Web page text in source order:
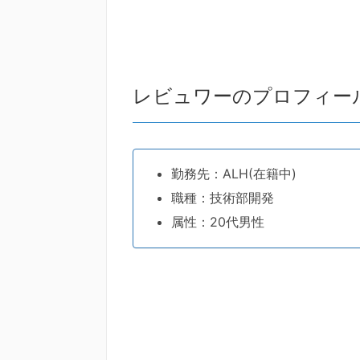
レビュワーのプロフィー
勤務先：ALH(在籍中)
職種：技術部開発
属性：20代男性